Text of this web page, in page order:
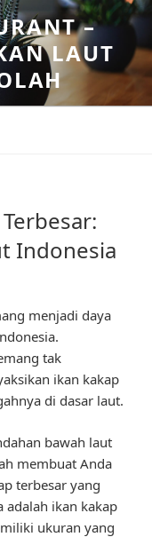
–
LAUT
Indonesia
menjadi daya
tak
ikan kakap
di dasar laut.
bawah laut
membuat Anda
terbesar yang
ikan kakap
ukuran yang